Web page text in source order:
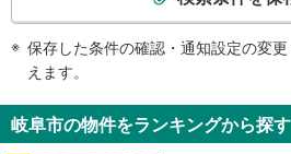
知
を
保存した条件の確認・通知設定の変
えます。
岐阜市の物件をランキングから探す